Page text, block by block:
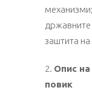
државните
заштита
2. Опис
повик